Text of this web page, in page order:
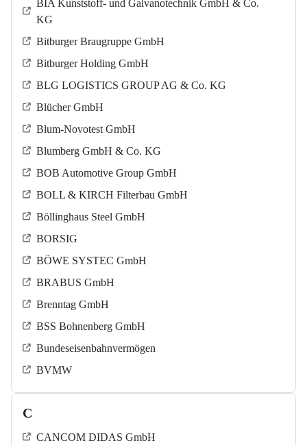
BIA Kunststoff- und Galvanotechnik GmbH & Co.
KG
Bitburger Braugruppe GmbH
Bitburger Holding GmbH
BLG LOGISTICS GROUP AG & Co. KG
Blücher GmbH
Blum-Novotest GmbH
Blumberg GmbH & Co. KG
BOB Automotive Group GmbH
BOLL & KIRCH Filterbau GmbH
Böllinghaus Steel GmbH
BORSIG
BÖWE SYSTEC GmbH
BRABUS GmbH
Brenntag GmbH
BSS Bohnenberg GmbH
Bundeseisenbahnvermögen
BVMW
C
CANCOM DIDAS GmbH